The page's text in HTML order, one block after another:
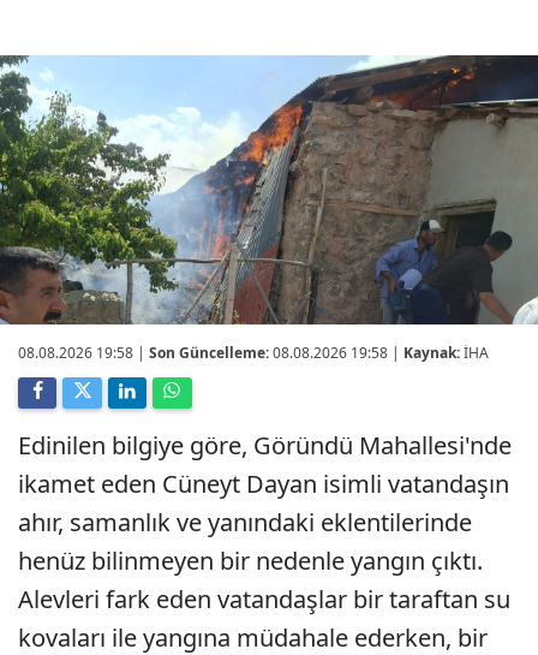
08.08.2026 19:58 | Son Güncelleme:08.08.2026 19:58 | Kaynak:İHA
Edinilen bilgiye göre, Göründü Mahallesi'nde
ikamet eden Cüneyt Dayan isimli vatandaşın
ahır, samanlık ve yanındaki eklentilerinde
henüz bilinmeyen bir nedenle yangın çıktı.
Alevleri fark eden vatandaşlar bir taraftan su
kovaları ile yangına müdahale ederken, bir